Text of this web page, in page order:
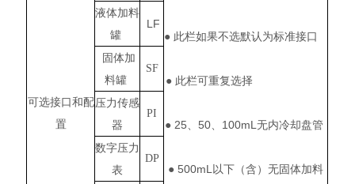
可选接口和配
置
● 此栏如果不选默认为标准接口
● 此栏可重复选择
● 25、50、100mL无内冷却盘管
● 500mL以下（含）无固体加料
液体加料
罐
LF
固体加
料罐
SF
压力传感
器
PI
数字压力
表
DP